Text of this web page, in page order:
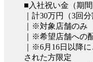
■入社祝い金（期間
｜計30万円（3回分
｜※対象店舗のみ
｜※希望店舗への
｜※6月16日以降
された方限定